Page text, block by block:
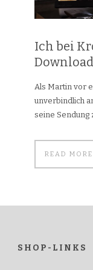
Ich bei
Als Martin vor
unverbindlich
seine Sendung
READ MORE
SHOP-LINKS